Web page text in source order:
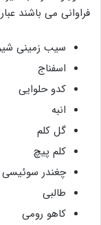
فراوانی می باشند
سیب زمینی
اسفناج
کدو حلوایی
انبه
گل کلم
کلم پیچ
چغندر سوئیسی
طالبی
کاهو رومی